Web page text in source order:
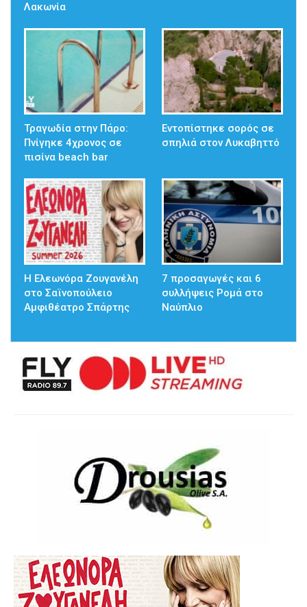
Λακωνία
Τραγωδία στην Πάρο:
Πνίγηκε 4χρονος σε
πισίνα beach bar
Εντοπίστηκε σορός σε
σπηλιά στον Λυκαβηττό
Η Ελεωνόρα Ζουγανέλη
στο Σαϊνοπούλειο
Αμφιθέατρο Σπάρτης
7 προσαγωγές και 6
συλλήψεις Ρομά στο
Ναύπλιο